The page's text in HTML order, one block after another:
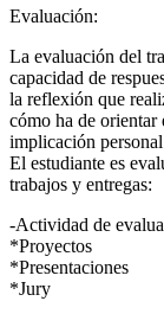
Evaluación:
La evaluación del
capacidad de
la reflexión que
cómo ha de orientar
implicación
El estudiante es
trabajos y entregas:
-Actividad de
*Proyectos
*Presentaciones
*Jury